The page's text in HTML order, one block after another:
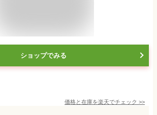
ショップでみる
価格と在庫を楽天でチェック >>